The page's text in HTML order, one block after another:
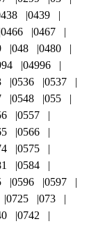
0439
0466
0467
048
0480
04996
0536
0537
0548
055
0557
0566
0575
0584
0596
0597
0725
073
0742